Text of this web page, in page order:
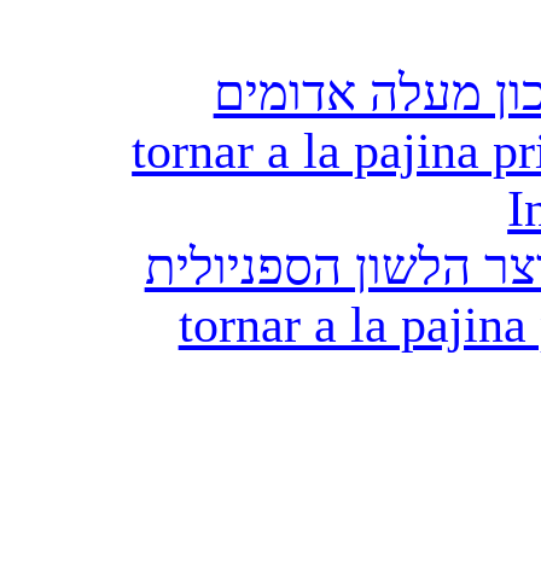
מעלה אדומים
tornar a la pajina
הלשון הספניולית
tornar a la